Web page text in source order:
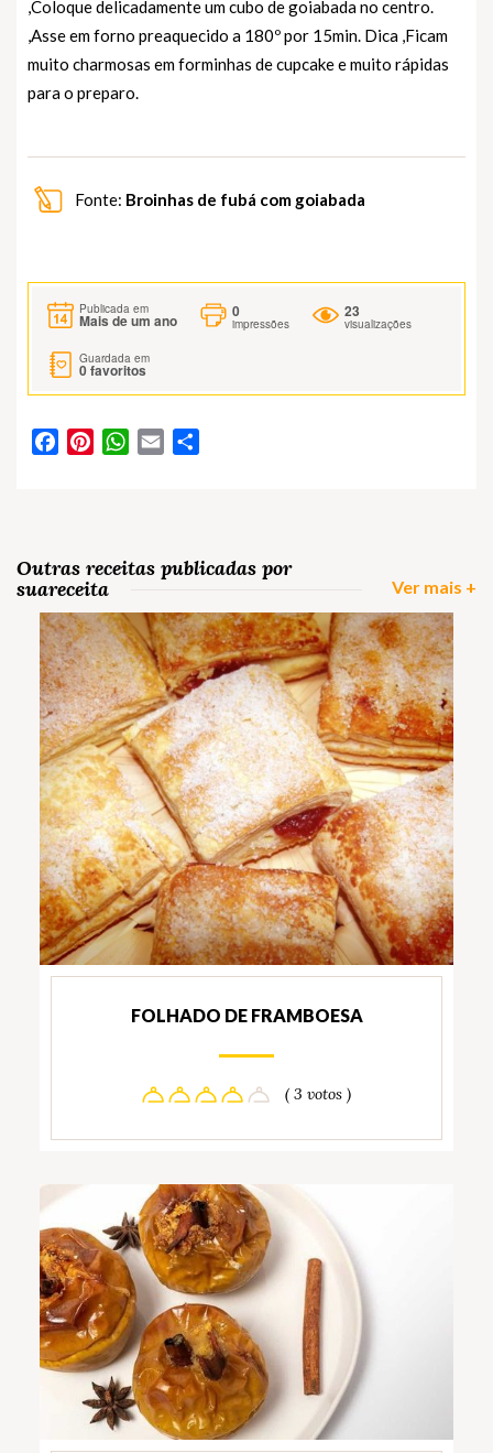
,Coloque delicadamente um cubo de goiabada no centro.
,Asse em forno preaquecido a 180º por 15min. Dica ,Ficam
muito charmosas em forminhas de cupcake e muito rápidas
para o preparo.
Fonte: Broinhas de fubá com goiabada
Publicada em
Mais de um ano
0
impressões
23
visualizações
Guardada em
0favoritos
FacebookPinterestWhatsApp
Email
Outras receitas publicadas por
suareceita
Ver mais +
FOLHADO DE FRAMBOESA
( 3 votos )